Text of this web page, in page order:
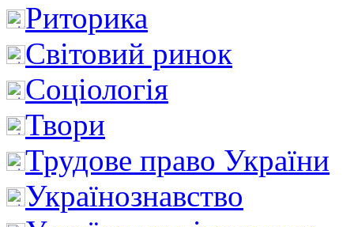
Риторика
Світовий ринок
Соціологія
Твори
Трудове право України
Українознавство